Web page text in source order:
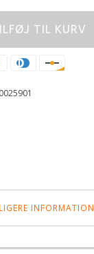
TIL KURV
INFORMATION